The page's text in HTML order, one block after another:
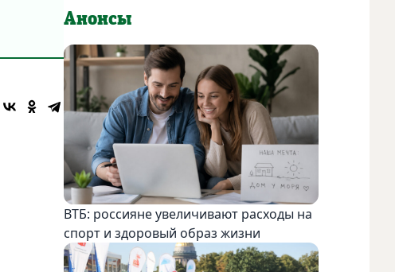
Анонсы
ВТБ: россияне увеличивают расходы на
спорт и здоровый образ жизни